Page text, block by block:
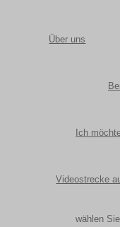
Über uns
Ich
Videostrecke
wählen